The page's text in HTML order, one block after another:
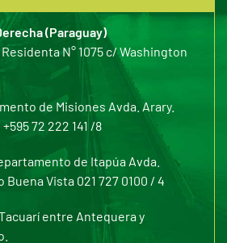
(Paraguay)
N° 1075 c/ Washington
de Misiones Avda. Arary.
72 222 141 /8
de Itapúa Avda.
Vista 021 727 0100 / 4
entre Antequera y